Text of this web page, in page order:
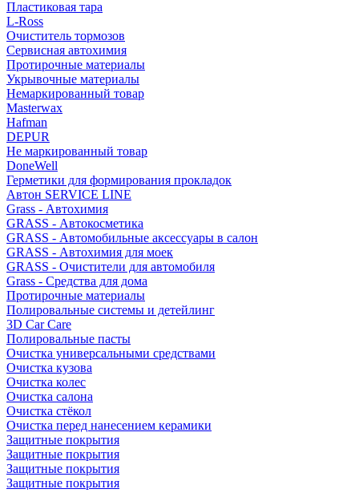
Пластиковая тара
L-Ross
Очиститель тормозов
Сервисная автохимия
Протирочные материалы
Укрывочные материалы
Немаркированный товар
Masterwax
Hafman
DEPUR
Не маркированный товар
DoneWell
Герметики для формирования прокладок
Автон SERVICE LINE
Grass - Автохимия
GRASS - Автокосметика
GRASS - Автомобильные аксессуары в салон
GRASS - Автохимия для моек
GRASS - Очистители для автомобиля
Grass - Средства для дома
Протирочные материалы
Полировальные системы и детейлинг
3D Car Care
Полировальные пасты
Очистка универсальными средствами
Очистка кузова
Очистка колес
Очистка салона
Очистка стёкол
Очистка перед нанесением керамики
Защитные покрытия
Защитные покрытия
Защитные покрытия
Защитные покрытия